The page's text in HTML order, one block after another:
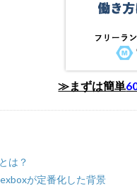
≫まずは簡単
は？
が定番化した背景